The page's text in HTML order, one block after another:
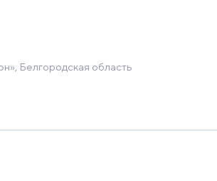
Белгородская область